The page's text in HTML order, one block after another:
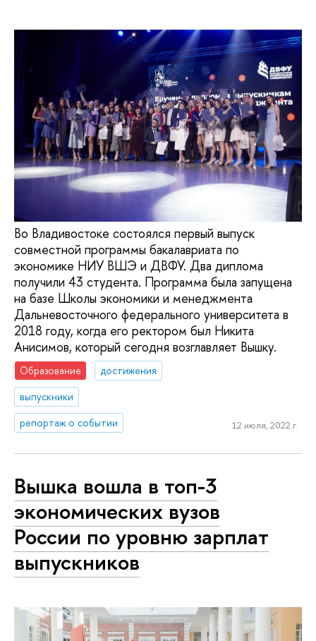
Во Владивостоке состоялся первый выпуск
совместной программы бакалавриата по
экономике НИУ ВШЭ и ДВФУ. Два диплома
получили 43 студента. Программа была запущена
на базе Школы экономики и менеджмента
Дальневосточного федерального университета в
2018 году, когда его ректором был Никита
Анисимов, который сегодня возглавляет Вышку.
Образование
достижения
выпускники
репортаж о событии
12 июля, 2022 г.
Вышка вошла в топ-3
экономических вузов
России по уровню зарплат
выпускников